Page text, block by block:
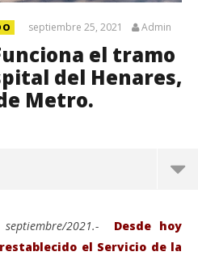
septiembre 25, 2021 Admin
el tramo
del Henares,
Metro.
2021.-
Desde hoy
el Servicio de la